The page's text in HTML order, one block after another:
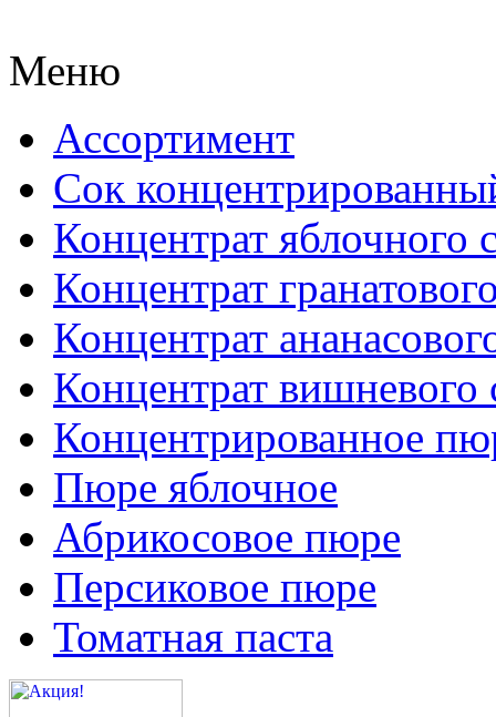
Меню
Ассортимент
Сок
Концентрат яблочного
Концентрат
Концентрат
Концентрат вишневого
Концентрированное
Пюре яблочное
Абрикосовое пюре
Персиковое пюре
Томатная паста